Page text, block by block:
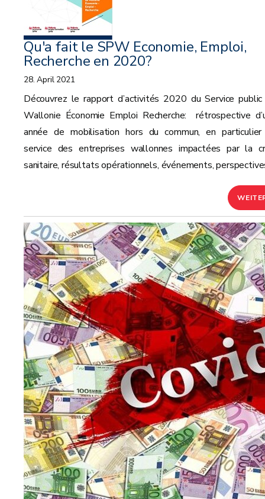
Qu'a fait le SPW Economie, Emploi,
Recherche en 2020?
28. April 2021
Découvrez le rapport d’activités 2020 du Service
Wallonie Économie Emploi Recherche: rétrospective
année de mobilisation hors du commun, en
service des entreprises wallonnes impactées par la
sanitaire, résultats opérationnels, événements,